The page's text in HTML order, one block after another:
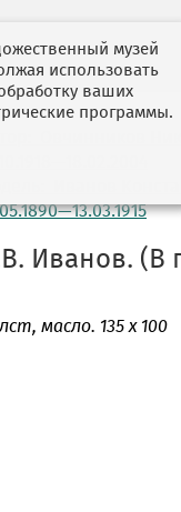
Овчинников
Иванов
Иванов. (В
, масло. 135 х 100
музей
использовать
ваших
программы.